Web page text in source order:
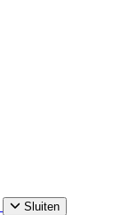
Sluiten